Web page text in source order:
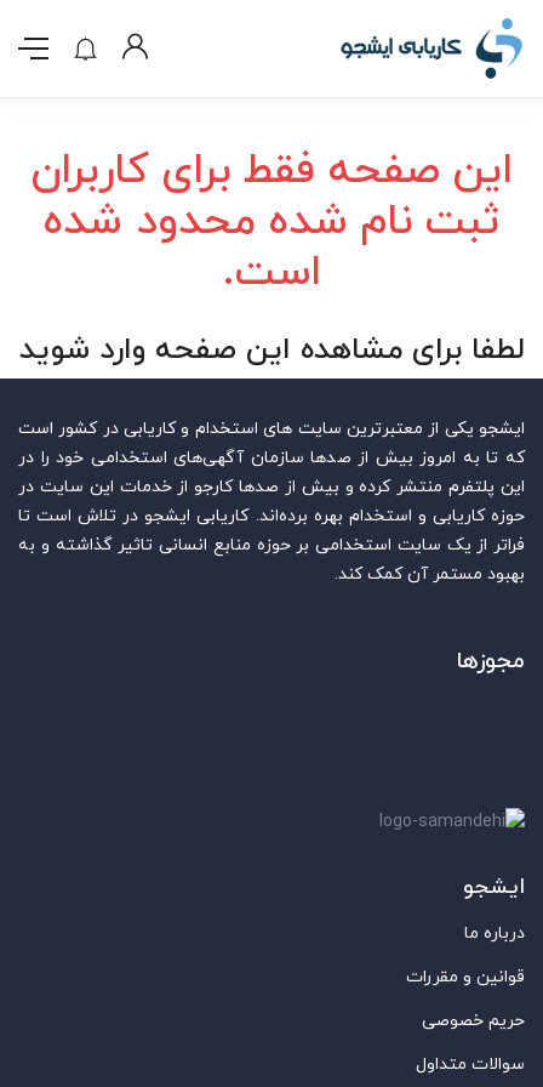
این صفحه فقط برای کاربران
ثبت نام شده محدود شده
است.
لطفا برای مشاهده این صفحه وارد شوید
ایشجو یکی از معتبرترین سایت‌ های استخدام و کاریابی در کشور است
که تا به امروز بیش از صدها سازمان آگهی‌های استخدامی خود را در
این پلتفرم منتشر کرده و بیش از صدها کارجو از خدمات این سایت در
حوزه کاریابی و استخدام بهره برده‌اند. کاریابی ایشجو در تلاش است تا
فراتر از یک سایت استخدامی بر حوزه منابع انسانی تاثیر گذاشته و به
بهبود مستمر آن کمک کند.
مجوزها
ایشجو
درباره ما
قوانین و مقررات
حریم خصوصی
سوالات متداول